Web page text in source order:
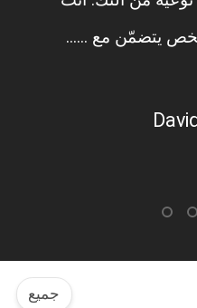
بلطف شكرت كلّ شخص
جميع